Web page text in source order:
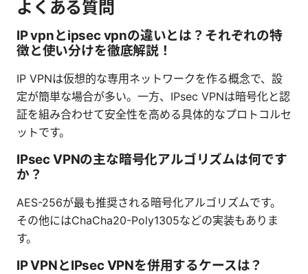
よくある質問
IP vpnとipsec vpnの違いとは？それぞれの特
徴と使い分けを徹底解説！
IP VPNは仮想的な専用ネットワークを作る概念で、設
定が簡単な場合が多い。一方、IPsec VPNは暗号化と認
証を組み合わせて安全性を高める具体的なプロトコルセ
ットです。
IPsec VPNの主な暗号化アルゴリズムは何です
か？
AES-256が最も推奨される暗号化アルゴリズムです。
その他にはChaCha20-Poly1305などの実装もありま
す。
IP VPNとIPsec VPNを併用するケースは？